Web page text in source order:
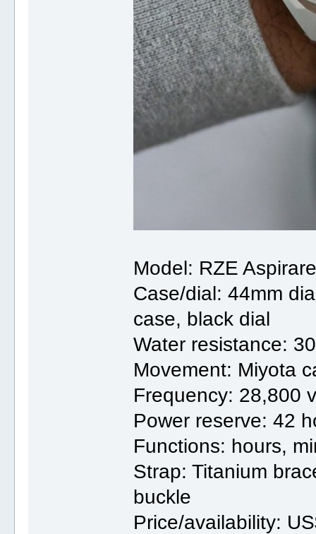
Model: RZE
Case/dial: 44mm
case, black dial
Water resistance:
Movement: Miyota
Frequency: 28,800
Power reserve: 42
Functions: hours,
Strap: Titanium
buckle
Price/availability: